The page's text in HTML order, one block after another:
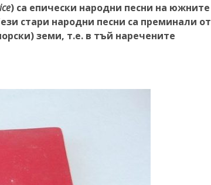
) са епически народни песни на южните
стари народни песни са преминали от
земи, т.е. в тъй наречените